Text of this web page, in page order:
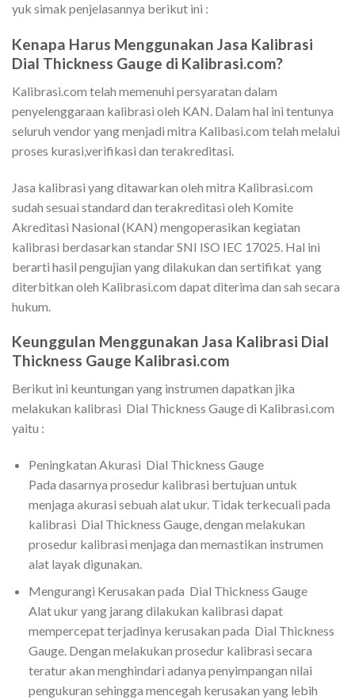
yuk simak penjelasannya berikut ini :
Kenapa Harus Menggunakan Jasa Kalibrasi
Dial Thickness Gauge di Kalibrasi.com?
Kalibrasi.com telah memenuhi persyaratan dalam
penyelenggaraan kalibrasi oleh KAN. Dalam hal ini tentunya
seluruh vendor yang menjadi mitra Kalibasi.com telah melalui
proses kurasi,verifikasi dan terakreditasi.
Jasa kalibrasi yang ditawarkan oleh mitra Kalibrasi.com
sudah sesuai standard dan terakreditasi oleh Komite
Akreditasi Nasional (KAN) mengoperasikan kegiatan
kalibrasi berdasarkan standar SNI ISO IEC 17025. Hal ini
berarti hasil pengujian yang dilakukan dan sertifikat yang
diterbitkan oleh Kalibrasi.com dapat diterima dan sah secara
hukum.
Keunggulan Menggunakan Jasa Kalibrasi Dial
Thickness Gauge Kalibrasi.com
Berikut ini keuntungan yang instrumen dapatkan jika
melakukan kalibrasi Dial Thickness Gauge di Kalibrasi.com
yaitu :
Peningkatan Akurasi Dial Thickness Gauge
Pada dasarnya prosedur kalibrasi bertujuan untuk
menjaga akurasi sebuah alat ukur. Tidak terkecuali pada
kalibrasi Dial Thickness Gauge, dengan melakukan
prosedur kalibrasi menjaga dan memastikan instrumen
alat layak digunakan.
Mengurangi Kerusakan pada Dial Thickness Gauge
Alat ukur yang jarang dilakukan kalibrasi dapat
mempercepat terjadinya kerusakan pada Dial Thickness
Gauge. Dengan melakukan prosedur kalibrasi secara
teratur akan menghindari adanya penyimpangan nilai
pengukuran sehingga mencegah kerusakan yang lebih